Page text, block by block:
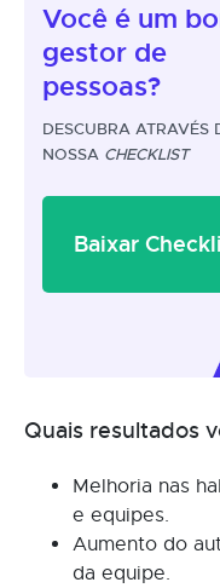
Você é um
gestor de
pessoas?
DESCUBRA ATRAVÉS
NOSSA CHECKLIST
Baixar
Quais resultados
Melhoria nas
e equipes.
Aumento do
da equipe.